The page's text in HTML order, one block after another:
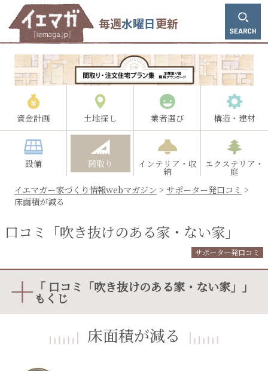
毎週水曜日更新
資金計画 土地探し 業者選び 構造・建材
設備 間取り インテリア・収
納
エクステリア・
庭
イエマガー家づくり情報webマガジン > サポーター発口コミ >
床面積が減る
口コミ「吹き抜けのある家・ない家」
サポーター発口コミ
「 口コミ「吹き抜けのある家・ない家」」
もくじ
床面積が減る